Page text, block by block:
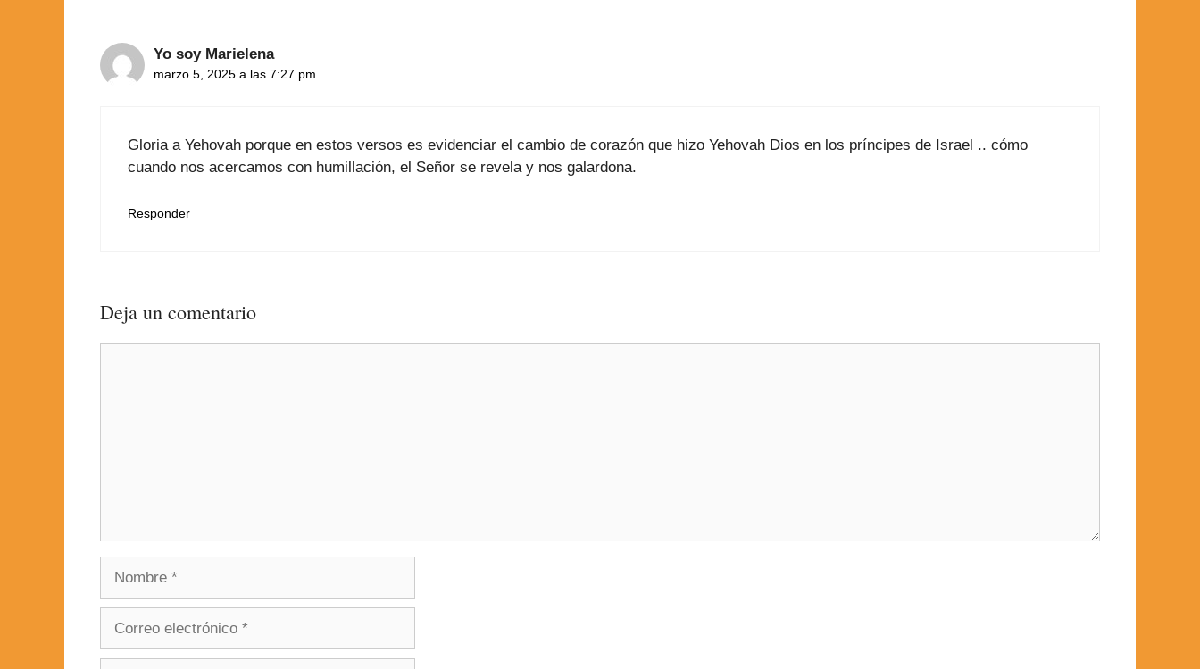
Yo soy Marielena
marzo 5, 2025 a las 7:27 pm
Gloria a Yehovah porque en estos versos es evidenciar el cambio de corazón que hizo Yehovah Dios en los príncipes de Israel .. cómo
cuando nos acercamos con humillación, el Señor se revela y nos galardona.
Responder
Deja un comentario